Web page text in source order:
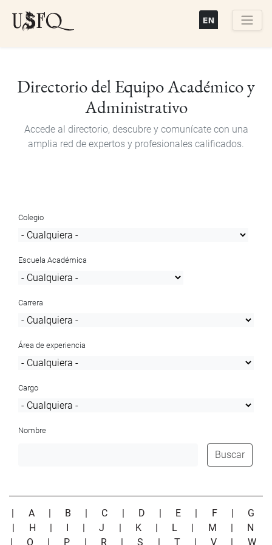
Directorio del Equipo Académico y
Administrativo
Accede al directorio, descubre y comunícate con una
amplia red de expertos y profesionales calificados.
Colegio
Escuela Académica
Carrera
Área de experiencia
Cargo
Nombre
Buscar
| A | B | C | D | E | F | G
| H | I |J | K | L | M | N
| O | P | R |S | T |V | W